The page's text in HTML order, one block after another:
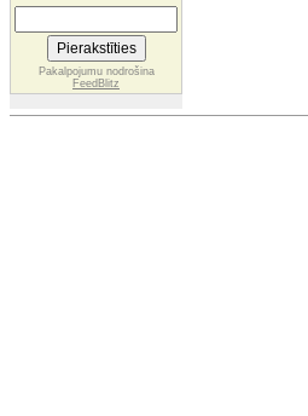
Pakalpojumu nodrošina
FeedBlitz